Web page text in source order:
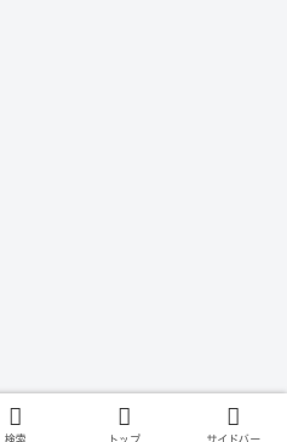
検索 トップ サイドバー